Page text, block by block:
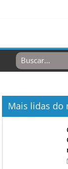
Resultados
Para:
Mais lidas do